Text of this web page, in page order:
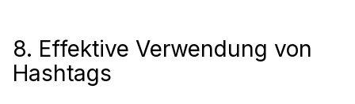
8. Effektive Verwendung von
Hashtags